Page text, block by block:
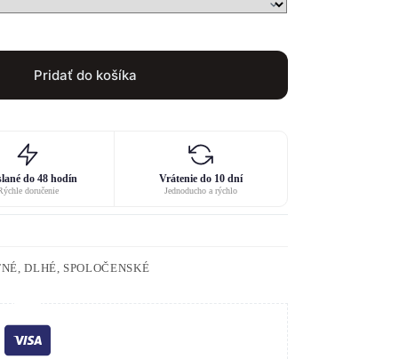
Pridať do košíka
do 48 hodín
doručenie
Vrátenie do 10 dní
Jednoducho a rýchlo
DLHÉ, SPOLOČENSKÉ